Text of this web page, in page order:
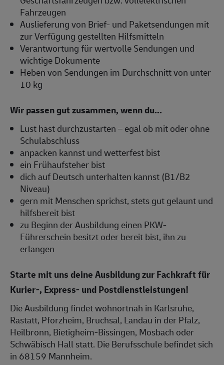
Fahrzeugen
Auslieferung von Brief- und Paketsendungen mit
zur Verfügung gestellten Hilfsmitteln
Verantwortung für wertvolle Sendungen und
wichtige Dokumente
Heben von Sendungen im Durchschnitt von unter
10 kg
Wir passen gut zusammen, wenn du...
Lust hast durchzustarten – egal ob mit oder ohne
Schulabschluss
anpacken kannst und wetterfest bist
ein Frühaufsteher bist
dich auf Deutsch unterhalten kannst (B1/B2
Niveau)
gern mit Menschen sprichst, stets gut gelaunt und
hilfsbereit bist
zu Beginn der Ausbildung einen PKW-
Führerschein besitzt oder bereit bist, ihn zu
erlangen
Starte mit uns deine Ausbildung zur Fachkraft für
Kurier-, Express- und Postdienstleistungen!
Die Ausbildung findet wohnortnah in Karlsruhe,
Rastatt, Pforzheim, Bruchsal, Landau in der Pfalz,
Heilbronn, Bietigheim-Bissingen, Mosbach oder
Schwäbisch Hall statt. Die Berufsschule befindet sich
in 68159 Mannheim.